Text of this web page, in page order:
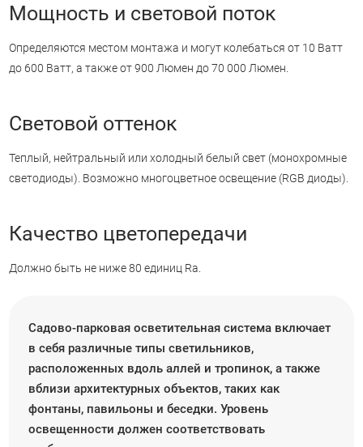
Мощность и световой поток
Определяются местом монтажа и могут колебаться от 10 Ватт
до 600 Ватт, а также от 900 Люмен до 70 000 Люмен.
Световой оттенок
Теплый, нейтральный или холодный белый свет (монохромные
светодиоды). Возможно многоцветное освещение (RGB диоды).
Качество цветопередачи
Должно быть не ниже 80 единиц Ra.
Садово-парковая осветительная система включает
в себя различные типы светильников,
расположенных вдоль аллей и тропинок, а также
вблизи архитектурных объектов, таких как
фонтаны, павильоны и беседки. Уровень
освещенности должен соответствовать